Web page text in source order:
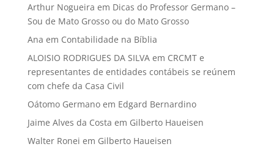
Arthur Nogueira em Dicas do Professor Germano –
Sou de Mato Grosso ou do Mato Grosso
Ana em Contabilidade na Bíblia
ALOISIO RODRIGUES DA SILVAem CRCMT e
representantes de entidades contábeis se reúnem
com chefe da Casa Civil
Oátomo Germanoem Edgard Bernardino
Jaime Alves da Costa em Gilberto Haueisen
Walter Ronei em Gilberto Haueisen